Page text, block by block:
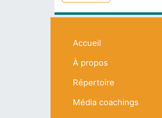
Navigation principale
Accueil
À propos
Répertoire
Média coachings